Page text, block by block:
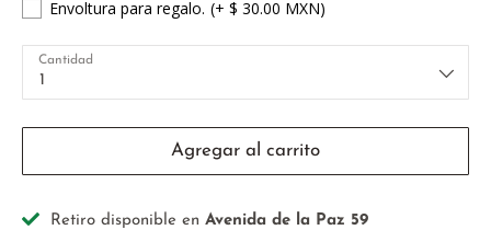
Envoltura para regalo. (+ $ 30.00 MXN)
Cantidad
1
Agregar al carrito
Retiro disponible en Avenida de la Paz 59